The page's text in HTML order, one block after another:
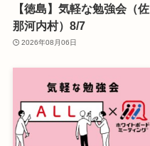
【徳島】気軽な勉強会（佐
那河内村）8/7
2026年08月06日